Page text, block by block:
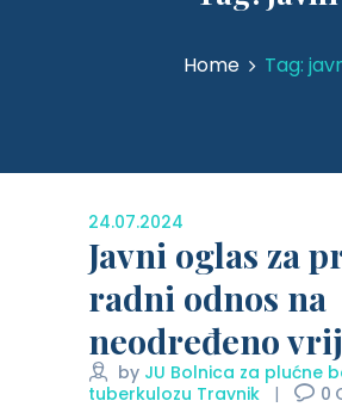
Home Tag:
24.07.2024
Javni oglas za
radni odnos na
neodređeno
by JU Bolnica za plućne
tuberkulozu Travnik
0